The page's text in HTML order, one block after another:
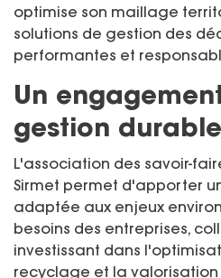
optimise son maillage
solutions de gestion des
performantes et
Un
gestion
L'association des savoir-
Sirmet permet d'apporter
adaptée aux enjeux
besoins des entreprises,
investissant dans
recyclage et la valorisation